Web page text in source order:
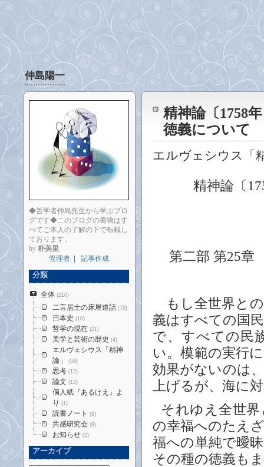
仲島陽一
精神論〔1758
徳義について
エルヴェシウス「
精神論〔
第二部 第25章
もし全世界と
義はすべての国
で、すべての民
い。模範の実行
効果がないのは
上げるが、海に
それゆえ全世
の幸福へのたえ
福への単純で曖
その種の徳義も
◆哲学者仲島先生から学ぶブロ
グです◆このブログの書物はす
べてご本人の了解の下で転載し
ております。
by 朴美里
管理者
記事作成
分類
全体 (210)
二言居士の床屋道話 (70)
日本史 (10)
哲学の現在 (21)
美学と芸術の歴史 (4)
エルヴェシウス「精神
論」
(58)
思考 (12)
論文 (12)
個人紙『あるけえ』よ
り (1)
読書ノート (9)
共感研究会 (8)
お知らせ (3)
アーカイブ